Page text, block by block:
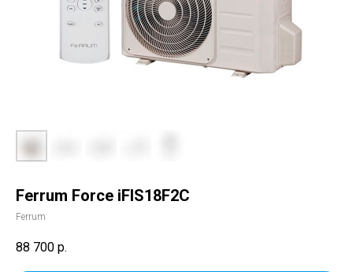
Ferrum Force iFIS18F2С
Ferrum
88 700 р.